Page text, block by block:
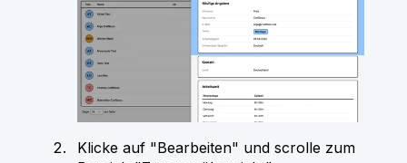
Klicke auf "Bearbeiten" und scrolle zum